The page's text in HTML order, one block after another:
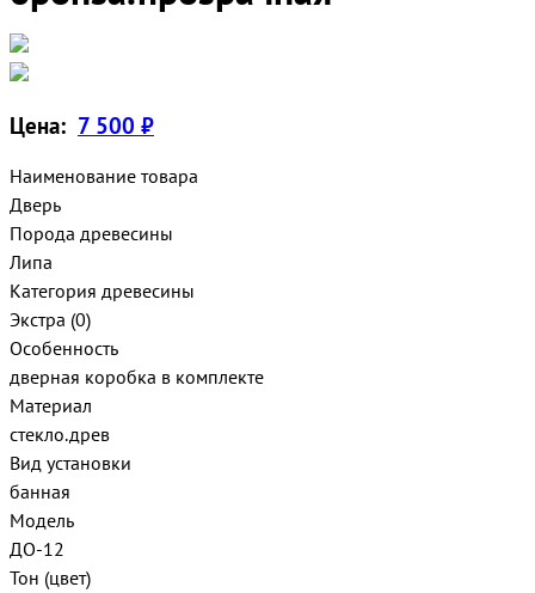
Цена: 7 500 ₽
Наименование товара
Дверь
Порода древесины
Липа
Категория древесины
Экстра (0)
Особенность
дверная коробка в комплекте
Материал
стекло.древ
Вид установки
банная
Модель
ДО-12
Тон (цвет)